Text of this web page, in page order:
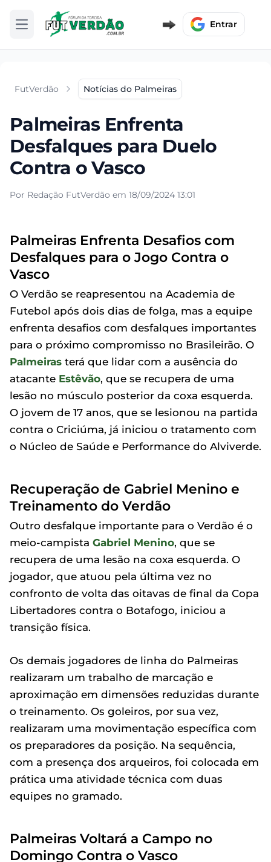
Abrir menu Entrar
FutVerdão Notícias do Palmeiras
Palmeiras Enfrenta
Desfalques para Duelo
Contra o Vasco
Por Redação FutVerdão em 18/09/2024 13:01
Palmeiras Enfrenta Desafios com
Desfalques para o Jogo Contra o
Vasco
O Verdão se reapresentou na Academia de
Futebol após dois dias de folga, mas a equipe
enfrenta desafios com desfalques importantes
para o próximo compromisso no Brasileirão. O
Palmeiras terá que lidar com a ausência do
atacante Estêvão, que se recupera de uma
lesão no músculo posterior da coxa esquerda.
O jovem de 17 anos, que se lesionou na partida
contra o Criciúma, já iniciou o tratamento com
o Núcleo de Saúde e Performance do Alviverde.
Recuperação de Gabriel Menino e
Treinamento do Verdão
Outro desfalque importante para o Verdão é o
meio-campista Gabriel Menino, que se
recupera de uma lesão na coxa esquerda. O
jogador, que atuou pela última vez no
confronto de volta das oitavas de final da Copa
Libertadores contra o Botafogo, iniciou a
transição física.
Os demais jogadores de linha do Palmeiras
realizaram um trabalho de marcação e
aproximação em dimensões reduzidas durante
o treinamento. Os goleiros, por sua vez,
realizaram uma movimentação específica com
os preparadores da posição. Na sequência,
com a presença dos arqueiros, foi colocada em
prática uma atividade técnica com duas
equipes no gramado.
Palmeiras Voltará a Campo no
Domingo Contra o Vasco